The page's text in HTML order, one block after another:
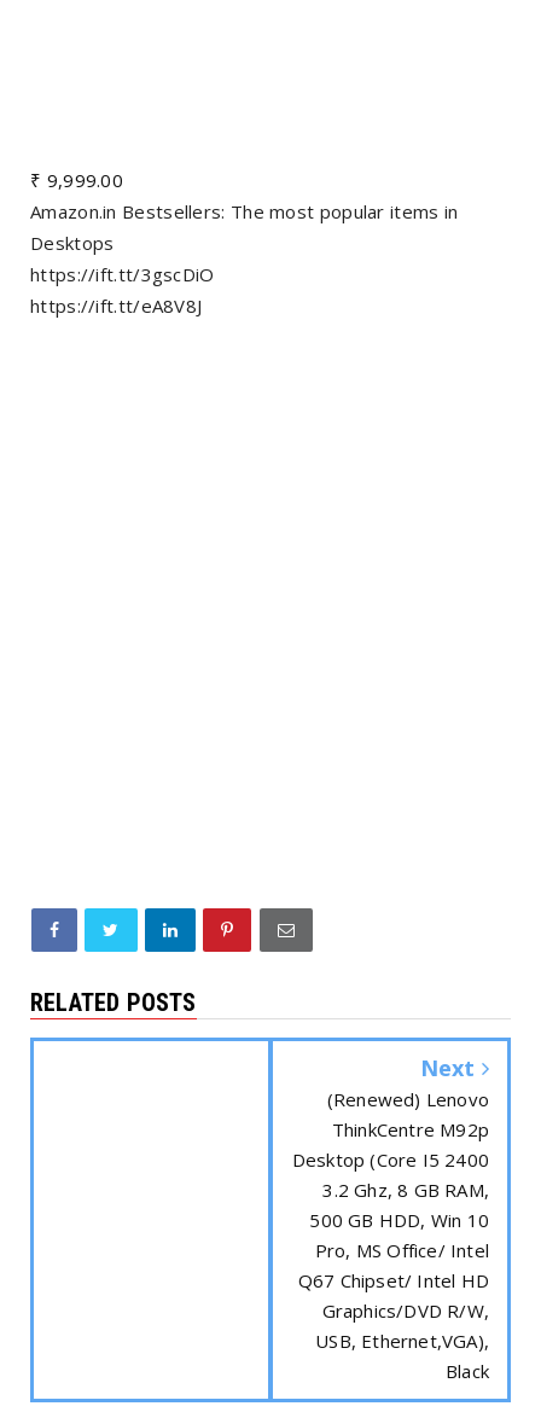
₹ 9,999.00
Amazon.in Bestsellers: The most popular items in
Desktops
https://ift.tt/3gscDiO
https://ift.tt/eA8V8J
RELATED POSTS
Next
(Renewed) Lenovo
ThinkCentre M92p
Desktop (Core I5 2400
3.2 Ghz, 8 GB RAM,
500 GB HDD, Win 10
Pro, MS Office/ Intel
Q67 Chipset/ Intel HD
Graphics/DVD R/W,
USB, Ethernet,VGA),
Black